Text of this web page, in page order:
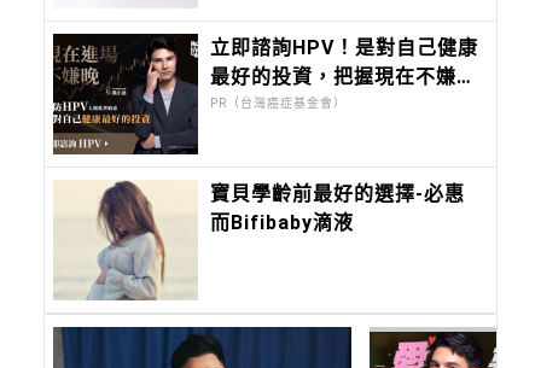
立即諮詢HPV！是對自己健康
最好的投資，把握現在不嫌
晚！
PR（台灣癌症基金會）
寶貝學齡前最好的選擇-必惠
而Bifibaby滴液